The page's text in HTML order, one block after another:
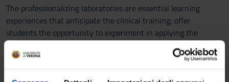
The professionalizing laboratories are essential learning
experiences that anticipate the clinical training; offer
students the opportunity to experiment in applying the
acquired knowledge and theoretical principles, in a safe and
controlled environment. The goal is to allow the student to
experiment in virtual care settings, without putting the safety